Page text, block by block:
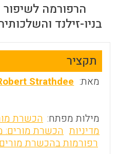
הרפורמה
בניו-זילנד
תקציר
מאת: Strathdee
מילות מפתח: הכשרת
מדיניות הכשרת מורים:
רפורמות בהכשרת